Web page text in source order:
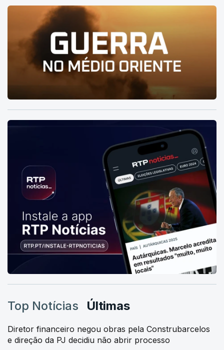
Top Notícias Últimas
Diretor financeiro negou obras pela Construbarcelos
e direção da PJ decidiu não abrir processo